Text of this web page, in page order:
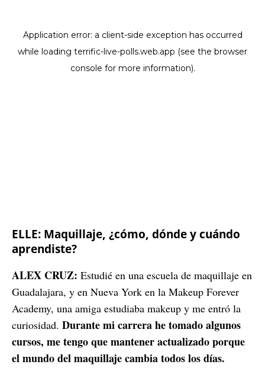
ELLE: Maquillaje, ¿cómo, dónde y cuándo
aprendiste?
ALEX CRUZ: Estudié en una escuela de maquillaje en
Guadalajara, y en Nueva York en la Makeup Forever
Academy, una amiga estudiaba makeup y me entró la
curiosidad. Durante mi carrera he tomado algunos
cursos, me tengo que mantener actualizado porque
el mundo del maquillaje cambia todos los días.